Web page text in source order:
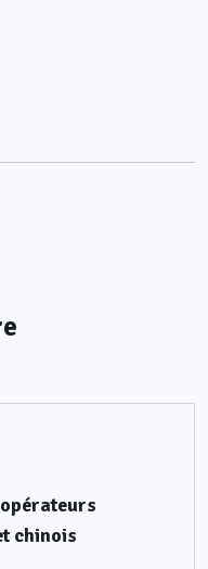
chinois